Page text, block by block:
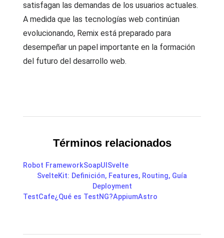
satisfagan las demandas de los usuarios actuales.
A medida que las tecnologías web continúan
evolucionando, Remix está preparado para
desempeñar un papel importante en la formación
del futuro del desarrollo web.
Términos relacionados
Robot FrameworkSoapUI Svelte
SvelteKit: Definición, Features, Routing, Guía
Deployment
TestCafe¿Qué es TestNG?AppiumAstro